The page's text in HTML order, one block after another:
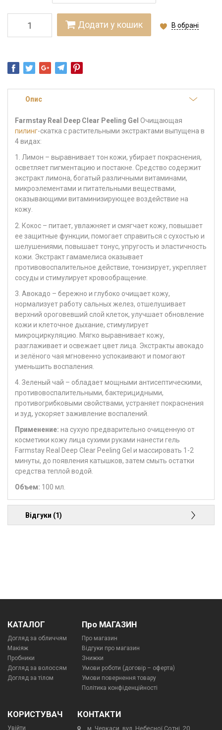
Додати у кошик В обрані
Опис
Farmstay Real Deep Clear Peeling Gel Очищающая
пилинг-скатка c растительными экстрактами выпущена в
4 видах:
1. Лимон – выравнивает тон кожи, убирает покраснения,
осветляет пигментацию и постакне. Средство содержит
экстракт лимона, богатый различными витаминами,
микроэлементами и питательными веществами,
оказывающими витаминизирующее воздействие на
кожу.
2. Кокос – питает, увлажняет и смягчает кожу, повышает
ее защитные функции, помогает справиться с сухостью и
шелушениями, повышает тонус, упругость и эластичность
кожи. Экстракт гамамелиса оказывает
противовоспалительное действие, тонизирует, укрепляет
сосуды и стимулирует кровообращение.
3. Авокадо – бережно и глубоко очищает кожу,
нормализует работу сальных желез, отшелушивает
верхний ороговевший слой клеток, улучшает обновление
кожи и клеточное дыхание, стимулирует
микроциркуляцию. Мягко выравнивает кожу,
разглаживает и освежает цвет лица. Экстракты авокадо
и зелёного чая мгновенно успокаивают и помогают
уменьшить воспаления.
4. Зеленый чай – обладает мощными антисептическими,
противовоспалительными, бактерицидными,
противогрибковыми свойствами, устраняет покраснения
и зуд, ускоряет заживление воспалений.
Применение: на сухую предварительно очищенную от
косметики кожу лица сухими руками нанести гель
Farmstay Real Deep Clear Peeling Gel и массировать 1-2
минуты, до появления катышков, затем смыть остатки
средства теплой водой.
Объем: 100 мл.
Відгуки (1)
КАТАЛОГ
Догляд за обличчям
Макіяж
Пробники
Догляд за волоссям
Догляд за тілом
Про МАГАЗИН
Про магазин
Відгуки про магазин
Знижки
Умови роботи (договір – оферта)
Умови повернення товару
Політика конфіденційності
КОРИСТУВАЧ
Увійти
КОНТАКТИ
м. Черкаси, вул. Небесної Сотні, 20